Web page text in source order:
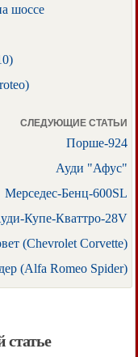
шоссе
СЛЕДУЮЩИЕ СТАТЬИ
Порше-924
Ауди "Афус"
Мерседес-Бенц-600SL
Купе-Кваттро-28V
(Chevrolet Corvette)
(Alfa Romeo Spider)